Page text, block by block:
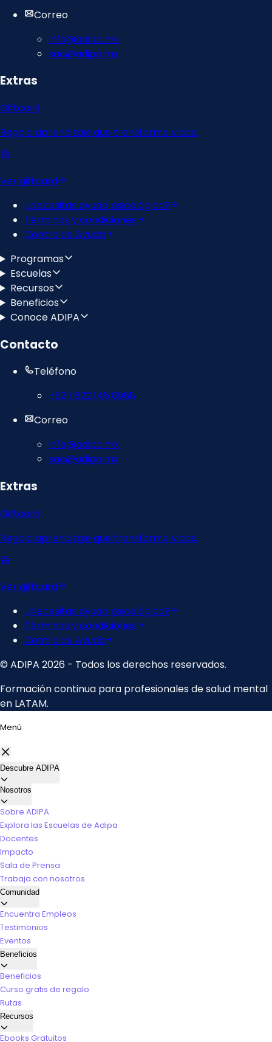
Menú
Descubre ADIPA
Nosotros
Sobre ADIPA
Explora las Escuelas de Adipa
Docentes
Impacto
Sala de Prensa
Trabaja con nosotros
Comunidad
Encuentra Empleos
Testimonios
Eventos
Beneficios
Beneficios
Curso gratis de regalo
Rutas
Recursos
Ebooks Gratuitos